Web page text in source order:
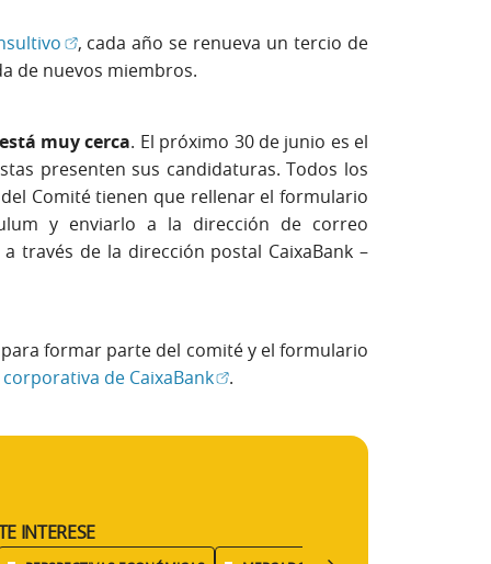
(Abrir en ventana nueva)
, cada año se renueva un tercio de
de nuevos miembros.
muy cerca. El próximo 30 de junio es el
presenten sus candidaturas. Todos los
Comité tienen que rellenar el formulario
y enviarlo a la dirección de correo
a través de la dirección postal CaixaBank –
formar parte del comité y el formulario
de CaixaBank(Abrir en ventana nueva)
.
INTERESE